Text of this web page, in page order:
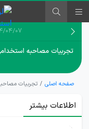
۱۴۰۴/
تجربیات مصاحبه
صفحه اصلی تجربیات
اطلاعات بیشتر